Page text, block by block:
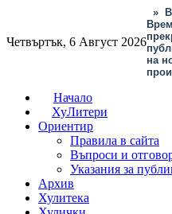
Четвъртък, 6 Август 2026
»
на
Начало
ХуЛитери
Ориентир
Правила в сайта
Въпроси и
Указания за
Архив
Хулитека